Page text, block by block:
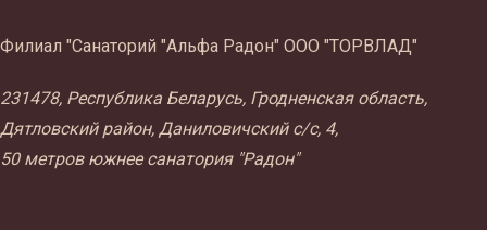
Филиал "Санаторий "Альфа Радон" ООО "ТОРВЛАД"
231478, Республика Беларусь, Гродненская область,
Дятловский район, Даниловичский с/с, 4,
50 метров южнее санатория "Радон"